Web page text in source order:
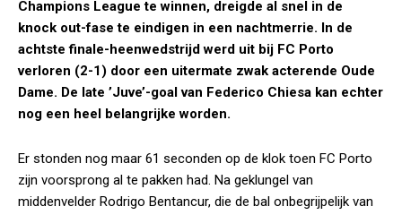
Champions League te winnen, dreigde al snel in de
knock out-fase te eindigen in een nachtmerrie. In de
achtste finale-heenwedstrijd werd uit bij FC Porto
verloren (2-1) door een uitermate zwak acterende Oude
Dame. De late ’Juve’-goal van Federico Chiesa kan echter
nog een heel belangrijke worden.
Er stonden nog maar 61 seconden op de klok toen FC Porto
zijn voorsprong al te pakken had. Na geklungel van
middenvelder Rodrigo Bentancur, die de bal onbegrijpelijk van